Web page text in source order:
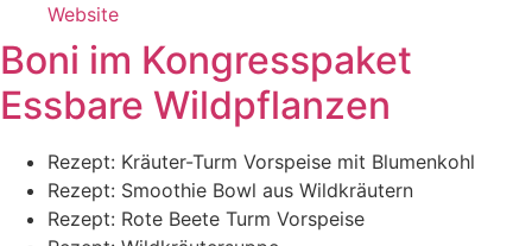
Web­site
Boni im Kongresspaket
Essbare Wildpflanzen
Rezept: Kräu­ter-Turm Vor­spei­se mit Blumenkohl
Rezept: Smoothie Bowl aus Wildkräutern
Rezept: Rote Bee­te Turm Vorspeise